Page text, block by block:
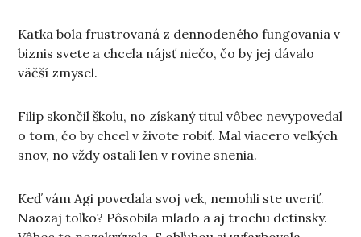
Katka bola frustrovaná z dennodeného fungovania v
biznis svete a chcela nájsť niečo, čo by jej dávalo
väčší zmysel.
Filip skončil školu, no získaný titul vôbec nevypovedal
o tom, čo by chcel v živote robiť. Mal viacero veľkých
snov, no vždy ostali len v rovine snenia.
Keď vám Agi povedala svoj vek, nemohli ste uveriť.
Naozaj toľko? Pôsobila mlado a aj trochu detinsky.